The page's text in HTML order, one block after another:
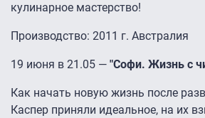
кулинарное мастерство!
Производство: 2011 г. Австралия
19 июня в 21.05 — "Софи. Жизнь с
Как начать новую жизнь после
Каспер приняли идеальное, на их